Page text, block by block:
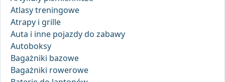
Atlasy treningowe
Atrapy i grille
Auta i inne pojazdy do zabawy
Autoboksy
Bagażniki bazowe
Bagażniki rowerowe